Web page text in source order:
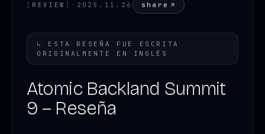
[ REVIEW ] · 2025.11.26 share
↳ ESTA RESEÑA FUE ESCRITA
ORIGINALMENTE EN
INGLÉS
Atomic Backland Summit
9 – Reseña